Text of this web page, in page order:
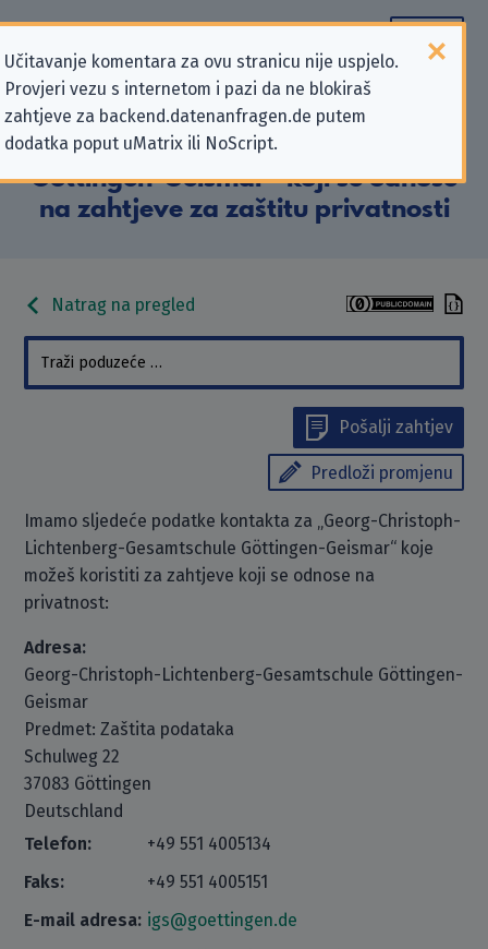
Učitavanje komentara za ovu stranicu nije uspjelo.
Provjeri vezu s internetom i pazi da ne blokiraš
zahtjeve za backend.datenanfragen.de putem
dodatka poput uMatrix ili NoScript.
Podaci kontakta „Georg-Christoph-
Lichtenberg-Gesamtschule
Göttingen-Geismar” koji se odnose
na zahtjeve za zaštitu privatnosti
Natrag na pregled
Pošalji zahtjev
Predloži promjenu
Imamo sljedeće podatke kontakta za „Georg-Christoph-
Lichtenberg-Gesamtschule Göttingen-Geismar“ koje
možeš koristiti za zahtjeve koji se odnose na
privatnost:
Adresa:
Georg-Christoph-Lichtenberg-Gesamtschule Göttingen-
Geismar
Predmet: Zaštita podataka
Schulweg 22
37083 Göttingen
Deutschland
Telefon:
+49 551 4005134
Faks:
+49 551 4005151
E-mail adresa: igs@goettingen.de